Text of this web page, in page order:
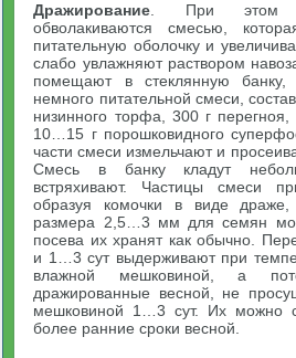
Дражирование . При этом
обволакиваются смесью,
питательную оболочку и
слабо увлажняют раствором
помещают в стеклянную
немного питательной смеси,
низинного торфа, 300 г перегноя,
10…15 г порошковидного
части смеси измельчают и
Смесь в банку кладут
встряхивают. Частицы смеси
образуя комочки в виде
размера 2,5…3 мм для семян
посева их хранят как обычно.
и 1…3 сут выдерживают при
влажной мешковиной, а
дражированные весной, не
мешковиной 1…3 сут. Их можно
более ранние сроки весной.